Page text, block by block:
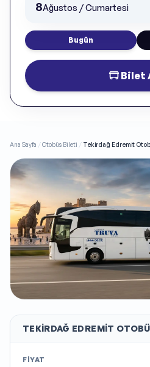
8Ağustos / Cumartesi
Bugün
Bilet
Ana Sayfa /Otobüs Bileti / Tekirdağ Edremit
TEKIRDAĞ EDREMIT
FIYAT